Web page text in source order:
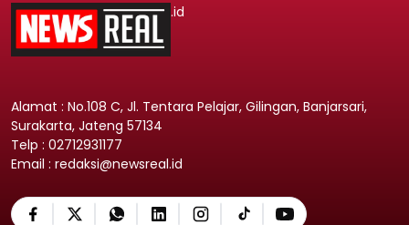
.id
Alamat : No.108 C, Jl. Tentara Pelajar, Gilingan, Banjarsari,
Surakarta, Jateng 57134
Telp : 02712931177
Email : redaksi@newsreal.id